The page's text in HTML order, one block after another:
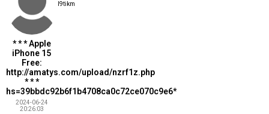
* * * Apple
iPhone 15
Free:
http://amatys.com/upload/nzrf1z.php
* * *
hs=39bbdc92b6f1b4708ca0c72ce070c9e6*
2024-06-24
20:26:03
l9tikm